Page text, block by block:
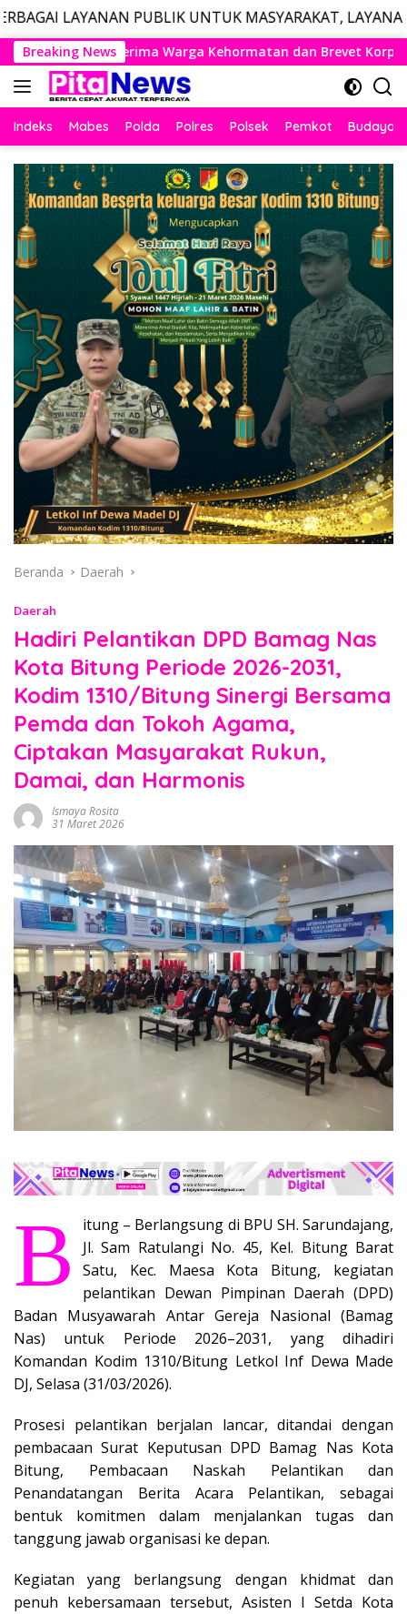
PUBLIK UNTUK MASYARAKAT, LAYANAN DARURAT
Langsung
ke
konten
Breaking News
dan Brevet Korps Marinir Panglima TNI dan
Indeks Mabes Polda Polres Polsek Pemkot Budaya
Beranda Daerah
Daerah
Hadiri Pelantikan DPD Bamag Nas
Kota Bitung Periode 2026-2031,
Kodim 1310/Bitung Sinergi Bersama
Pemda dan Tokoh Agama,
Ciptakan Masyarakat Rukun,
Damai, dan Harmonis
Ismaya Rosita
31 Maret 2026
B
itung – Berlangsung di BPU SH. Sarundajang,
Jl. Sam Ratulangi No. 45, Kel. Bitung Barat
Satu, Kec. Maesa Kota Bitung, kegiatan
pelantikan Dewan Pimpinan Daerah (DPD)
Badan Musyawarah Antar Gereja Nasional (Bamag
Nas) untuk Periode 2026–2031, yang dihadiri
Komandan Kodim 1310/Bitung Letkol Inf Dewa Made
DJ, Selasa (31/03/2026).
Prosesi pelantikan berjalan lancar, ditandai dengan
pembacaan Surat Keputusan DPD Bamag Nas Kota
Bitung, Pembacaan Naskah Pelantikan dan
Penandatangan Berita Acara Pelantikan, sebagai
bentuk komitmen dalam menjalankan tugas dan
tanggung jawab organisasi ke depan.
Kegiatan yang berlangsung dengan khidmat dan
penuh kebersamaan tersebut, Asisten I Setda Kota